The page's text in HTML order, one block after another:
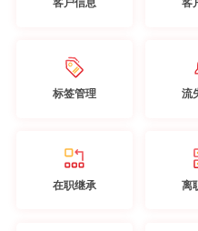
标签管理 流
在职继承 离